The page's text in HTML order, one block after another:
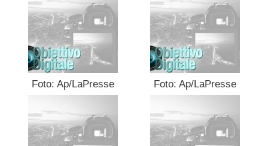
Foto: Ap/LaPresse Foto: Ap/LaPresse